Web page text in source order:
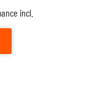
incl.